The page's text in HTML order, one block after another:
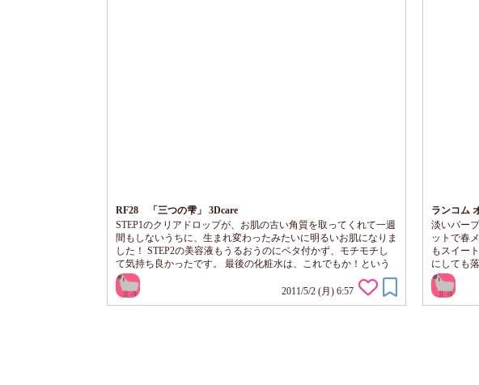
RF28 「三つの雫」 3Dcare
STEP1のクリアドロップが、お肌の古い角質を取ってくれて一週
間もしないうちに、生まれ変わったみたいに明るいお肌になりま
した！ STEP2の美容液もうるおうのにベタ付かず、モチモチし
て気持ち良かったです。 最後の化粧水は、これでもか！という
くらい染みこんでくれて潤いが保てました。 商品自体は７つ星
なのですが、３つセットでないと買えないというシステムが、と
ても残念です。 RF28が一番自分に合うので基本はこちらでスキ
2011/5/2 (月) 6:57
ランコム
淡いパー
ットで春
もスイー
にしても
メの粒子
も良いです♪